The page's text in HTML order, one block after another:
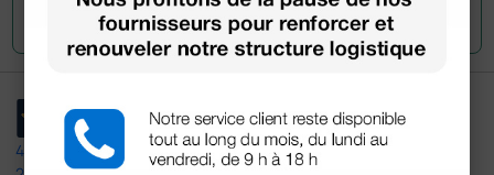
Envoyez votre question
4,5